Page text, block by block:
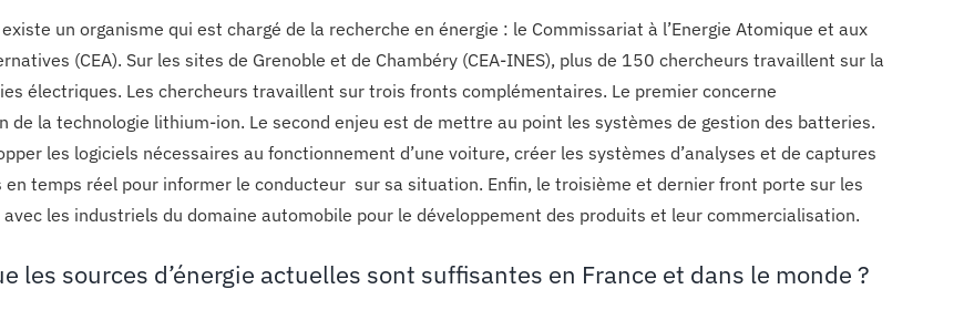
existe un organisme qui est chargé de la recherche en énergie : le Commissariat à l’Energie Atomique et aux
(CEA). Sur les sites de Grenoble et de Chambéry (CEA-INES), plus de 150 chercheurs travaillent sur la
électriques. Les chercheurs travaillent sur trois fronts complémentaires. Le premier concerne
de la technologie lithium-ion. Le second enjeu est de mettre au point les systèmes de gestion des batteries.
les logiciels nécessaires au fonctionnement d’une voiture, créer les systèmes d’analyses et de captures
en temps réel pour informer le conducteur sur sa situation. Enfin, le troisième et dernier front porte sur les
les industriels du domaine automobile pour le développement des produits et leur commercialisation.
les sources d’énergie actuelles sont suffisantes en France et dans le monde ?